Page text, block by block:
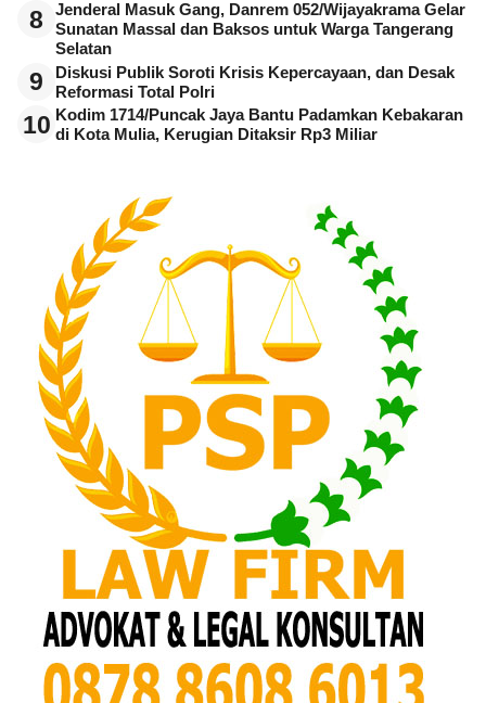
8
Jenderal Masuk Gang, Danrem 052/Wijayakrama Gelar
Sunatan Massal dan Baksos untuk Warga Tangerang
Selatan
9
Diskusi Publik Soroti Krisis Kepercayaan, dan Desak
Reformasi Total Polri
10 Kodim 1714/Puncak Jaya Bantu Padamkan Kebakaran
di Kota Mulia, Kerugian Ditaksir Rp3 Miliar